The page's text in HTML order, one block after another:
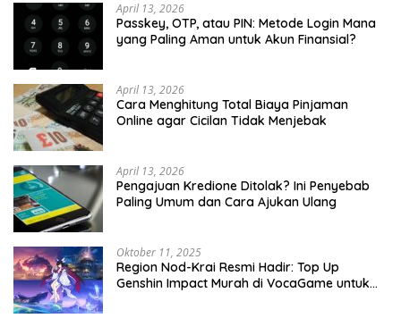
April 13, 2026
Passkey, OTP, atau PIN: Metode Login Mana
yang Paling Aman untuk Akun Finansial?
April 13, 2026
Cara Menghitung Total Biaya Pinjaman
Online agar Cicilan Tidak Menjebak
April 13, 2026
Pengajuan Kredione Ditolak? Ini Penyebab
Paling Umum dan Cara Ajukan Ulang
Oktober 11, 2025
Region Nod-Krai Resmi Hadir: Top Up
Genshin Impact Murah di VocaGame untuk